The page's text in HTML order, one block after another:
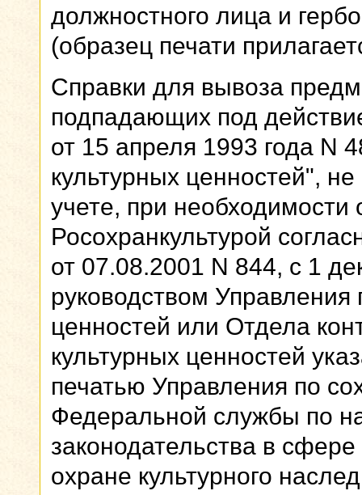
должностного лица и
(образец печати
Справки для вывоза
подпадающих под
от 15 апреля 1993 года N
культурных ценностей",
учете, при
Росохранкультурой
от 07.08.2001 N 844, с 1
руководством
ценностей или Отдела
культурных ценностей
печатью Управления по
Федеральной службы по
законодательства в
охране культурного